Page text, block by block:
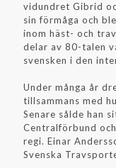
vidundret Gibrid
sin förmåga och
inom häst- och
delar av 80-talen
svensken i den
Under många år
tillsammans med
Senare sålde han
Centralförbund
regi. Einar
Svenska